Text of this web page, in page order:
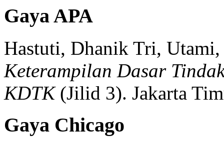
Gaya APA
Hastuti, Dhanik Tri,
Keterampilan Dasar
KDTK(Jilid 3). Jakarta
Gaya Chicago